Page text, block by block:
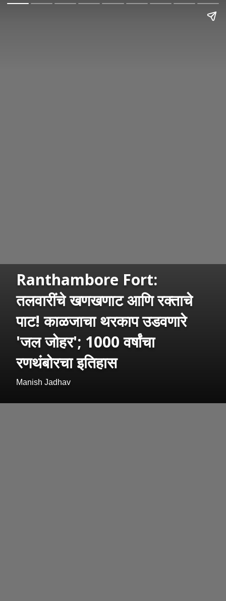
Ranthambore Fort:
तलवारींचे खणखणाट आणि रक्ताचे
पाट! काळजाचा थरकाप उडवणारे
'जल जोहर'; 1000 वर्षांचा
रणथंबोरचा इतिहास
Manish Jadhav